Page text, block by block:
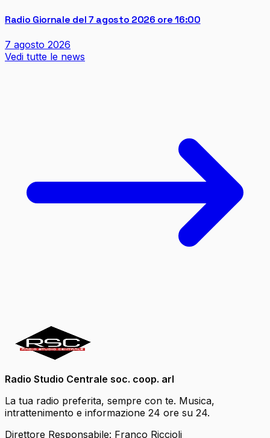
Radio Giornale del 7 agosto 2026 ore 16:00
7 agosto 2026
Vedi tutte le news
Radio Studio Centrale soc. coop. arl
La tua radio preferita, sempre con te. Musica,
intrattenimento e informazione 24 ore su 24.
Direttore Responsabile: Franco Riccioli